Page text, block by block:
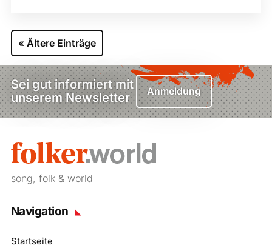
« Ältere Einträge
Sei gut informiert mit
unserem Newsletter
Anmeldung
song, folk & world
Navigation
Startseite